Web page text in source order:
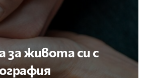
за живота си с